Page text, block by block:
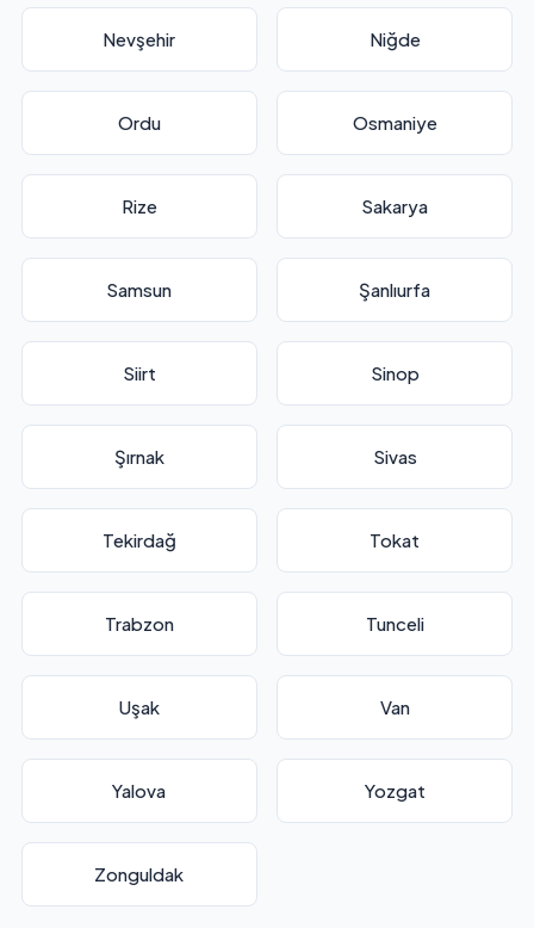
Nevşehir Niğde
Ordu Osmaniye
Rize Sakarya
Samsun Şanlıurfa
Siirt Sinop
Şırnak Sivas
Tekirdağ Tokat
Trabzon Tunceli
Uşak Van
Yalova Yozgat
Zonguldak